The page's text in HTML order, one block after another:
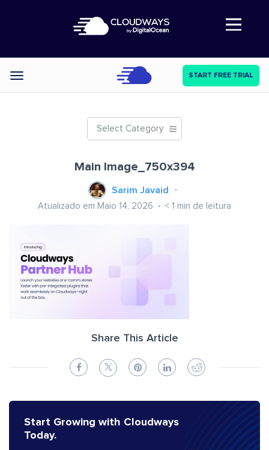
Abre a navegação
Categories START FREE TRIAL
Select Category
Main Image_750x394
Sarim Javaid
Atualizado em Maio 14, 2026 < 1 min de leitura
Share This Article
Start Growing with Cloudways
Today.